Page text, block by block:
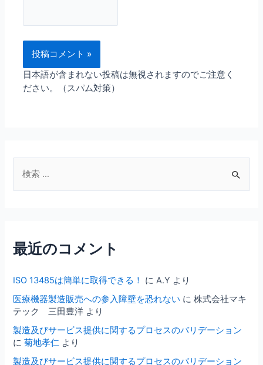
日本語が含まれない投稿は無視されますのでご注意く
ださい。（スパム対策）
最近のコメント
ISO 13485は簡単に取得できる！ にA.Y より
医療機器製造販売への参入障壁を恐れない に株式会社マキ
テック 三田豊洋 より
製造及びサービス提供に関するプロセスのバリデーション
に菊地孝仁 より
製造及びサービス提供に関するプロセスのバリデーション